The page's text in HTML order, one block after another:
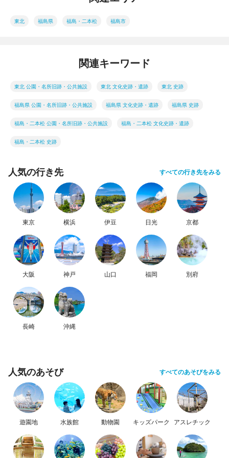
東北 福島県 福島・二本松 福島市
関連キーワード
東北 公園・名所旧跡・公共施設 東北 文化史跡・遺跡 東北 史跡
福島県 公園・名所旧跡・公共施設 福島県 文化史跡・遺跡 福島県 史跡
福島・二本松 公園・名所旧跡・公共施設 福島・二本松 文化史跡・遺跡
福島・二本松 史跡
人気の行き先 すべての行き先をみる
東京 横浜 伊豆 日光 京都
大阪 神戸 山口 福岡 別府
長崎 沖縄
人気のあそび すべてのあそびをみる
遊園地 水族館 動物園 キッズパーク アスレチック